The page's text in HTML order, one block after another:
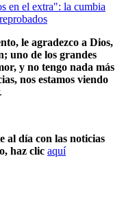
en el extra": la cumbia
le agradezco a Dios,
uno de los grandes
y no tengo nada más
nos estamos viendo
al día con las noticias
haz clic aquí